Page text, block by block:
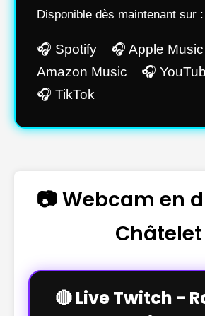
Disponible dès maintenant sur :
🎧 Spotify 🎧 Apple
Amazon Music 🎧
🎧 TikTok
📷 Webcam en
Châtelet
🔴 Live Twitch -